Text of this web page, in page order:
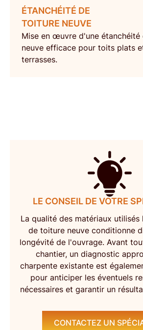
ÉTANCHÉITÉ DE
TOITURE NEUVE
Mise en œuvre d'une
neuve efficace pour toits plats
terrasses.
LE CONSEIL DE VOTRE
La qualité des matériaux utilisés
de toiture neuve conditionne
longévité de l'ouvrage. Avant
chantier, un diagnostic
charpente existante est
pour anticiper les éventuels
nécessaires et garantir un
CONTACTEZ UN